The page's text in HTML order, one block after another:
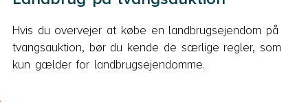
Hvis du overvejer at købe en landbrugsejendom på
tvangsauktion, bør du kende de særlige regler, som
kun gælder for landbrugsejendomme.